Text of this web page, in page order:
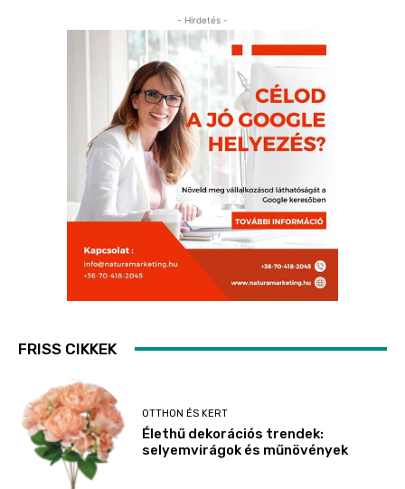
- Hirdetés -
FRISS CIKKEK
OTTHON ÉS KERT
Élethű dekorációs trendek:
selyemvirágok és műnövények